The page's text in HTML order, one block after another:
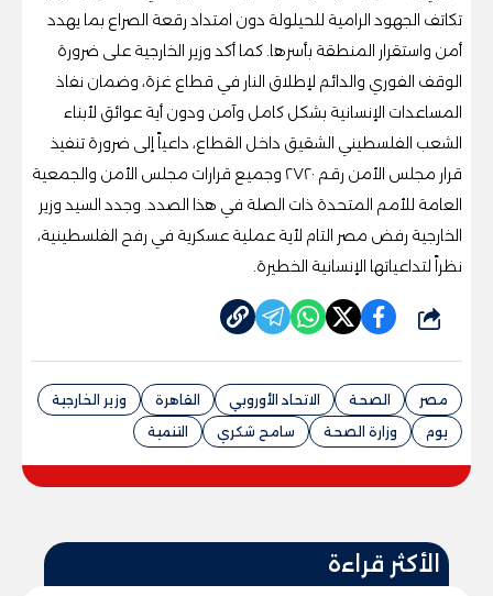
تكاتف الجهود الرامية للحيلولة دون امتداد رقعة الصراع بما يهدد
أمن واستقرار المنطقة بأسرها. كما أكد وزير الخارجية على ضرورة
الوقف الفوري والدائم لإطلاق النار في قطاع غزة، وضمان نفاذ
المساعدات الإنسانية بشكل كامل وآمن ودون أية عوائق لأبناء
الشعب الفلسطيني الشقيق داخل القطاع، داعياً إلى ضرورة تنفيذ
قرار مجلس الأمن رقم ٢٧٢٠ وجميع قرارات مجلس الأمن والجمعية
العامة للأمم المتحدة ذات الصلة في هذا الصدد. وجدد السيد وزير
الخارجية رفض مصر التام لأية عملية عسكرية في رفح الفلسطينية،
نظراً لتداعياتها الإنسانية الخطيرة.
شارك
مصر الصحة الاتحاد الأوروبي القاهرة
وزير الخارجية
يوم
وزارة الصحة سامح شكري التنمية
الأكثر قراءة